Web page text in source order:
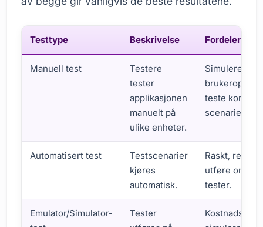
Testtype Beskrivelse Fordeler
Manuell test
Testere
tester
applikasjonen
manuelt på
ulike enheter.
Simulerer
teste
scenarier.
Automatisert test
Testscenarier
kjøres
automatisk.
Raskt,
utføre
tester.
Emulator/Simulator-
Tester